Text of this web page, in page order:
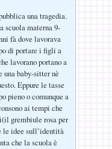
una tragedia.
scuola materna 9-
fà dove lavorava
di portare i figli a
lavorano portano a
una baby-sitter nè
Eppure le tasse
pieno o comunque a
ai tempi che
grembiule rosa per
le idee sull’identità
che la scuola è